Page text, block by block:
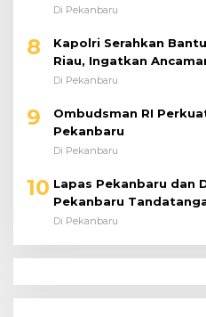
Edukasi TBC, HIV, dan
Di Pekanbaru
8
Kapolri Serahkan
Riau, Ingatkan
Prioritaskan
Di Pekanbaru
9
Ombudsman RI
Pekanbaru
Di Pekanbaru
10 Lapas Pekanbaru dan
Pekanbaru
Dibekali Keterampilan
Di Pekanbaru